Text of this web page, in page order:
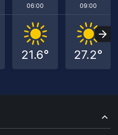
06:00
21.6°
09:00
27.2°